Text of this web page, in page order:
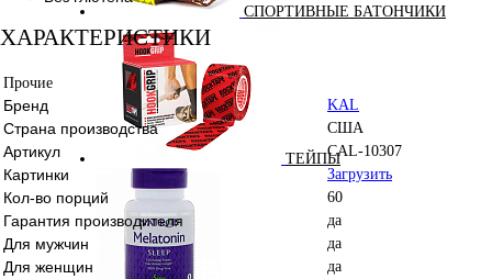
СПОРТИВНЫЕ БАТОНЧИКИ
ТЕЙПЫ
ХАРАКТЕРИСТИКИ
Прочие
Бренд KAL
Страна производства США
Артикул CAL-10307
Картинки Загрузить
Кол-во порций 60
Гарантия производителя да
Для мужчин да
Для женщин да